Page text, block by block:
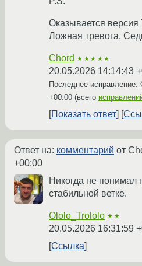
Оказывается версия
Ложная тревога,
Chord ★★★★★
20.05.2026 14:14:43
Последнее исправление:
+00:00 (всего
Показать ответ
Ответ на: комментарий от
+00:00
Никогда не понимал
стабильной ветке.
Ololo_Trololo ★★
20.05.2026 16:31:59
Ссылка